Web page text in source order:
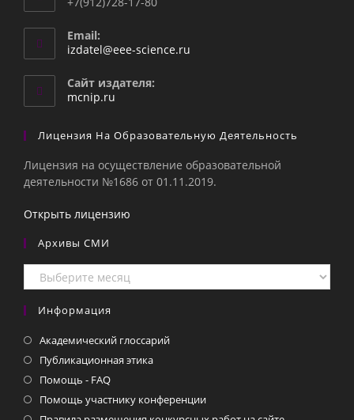
Email:
izdatel@eee-science.ru
Сайт издателя:
mcnip.ru
Лицензия На Образовательную Деятельность
Лицензия на осуществление образовательной
деятельности №1686 от 01.11.2019.
Открыть лицензию
Архивы СМИ
Архивы
СМИ
Информация
Академический глоссарий
Публикационная этика
Помощь - FAQ
Помощь участнику конференции